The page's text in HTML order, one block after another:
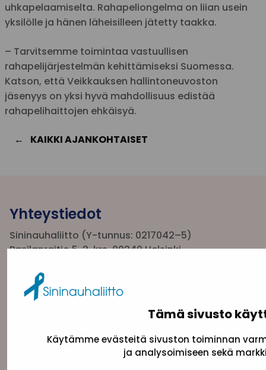
Tämä sivusto
Käytämme evästeitä sivuston toiminnan
ja analysoimiseen sekä
uhkapelaamiselta. Rahapeliongelma on liian usein
yksilölle ja hänen läheisilleen jätetty taakka.
– Tarvitsemme toimintaa vastuullisen
rahapelijärjestelmän kehittämiseksi Suomessa.
Katson, että Veikkauksen hallintoneuvoston
jäsenyys on yksi hyvä mahdollisuus edistää
rahapelihaittojen ehkäisyä.
KAIKKI AJANKOHTAISET
Yhteystiedot
Sininauhaliitto (Y-tunnus: 0217042–5)
Pasilanraitio 5, 2. krs, 00240 Helsinki